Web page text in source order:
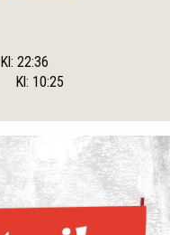
Kl: 22:36
Kl: 10:25